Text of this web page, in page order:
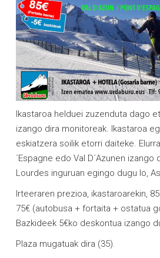
Ikastaroa helduei zuzenduta dago
izango dira monitoreak. Ikastaroa
eskiatzera soilik etorri daiteke.
´Espagne edo Val D´Azunen izango
Lourdes inguruan egingo dugu lo,
Irteeraren prezioa, ikastaroarekin,
75€ (autobusa + fortaita + ostatua
Bazkideek 5€ko deskontua izango
Plaza mugatuak dira (35).